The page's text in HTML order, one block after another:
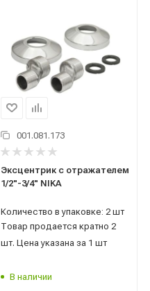
001.081.173
Эксцентрик с отражателем
1/2"-3/4" NIKA
Количество в упаковке: 2 шт
Товар продается кратно 2
шт. Цена указана за 1 шт
В наличии